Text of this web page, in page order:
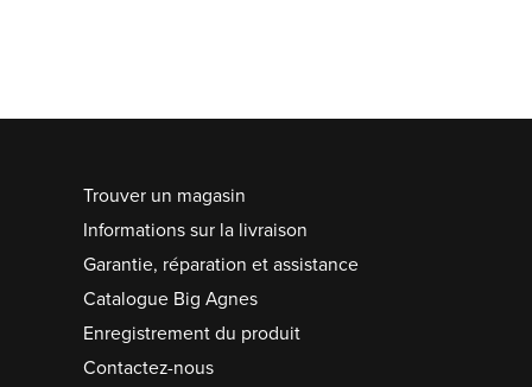
Trouver un magasin
Informations sur la livraison
Garantie, réparation et assistance
Catalogue Big Agnes
Enregistrement du produit
Contactez-nous